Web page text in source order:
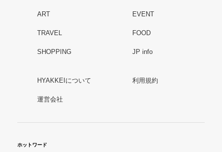
ART EVENT
TRAVEL FOOD
SHOPPING JP info
HYAKKEIについて 利用規約
運営会社
ホットワード